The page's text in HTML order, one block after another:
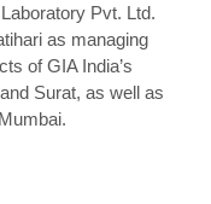
Pvt. Ltd.
as managing
of GIA India’s
Surat, as well as